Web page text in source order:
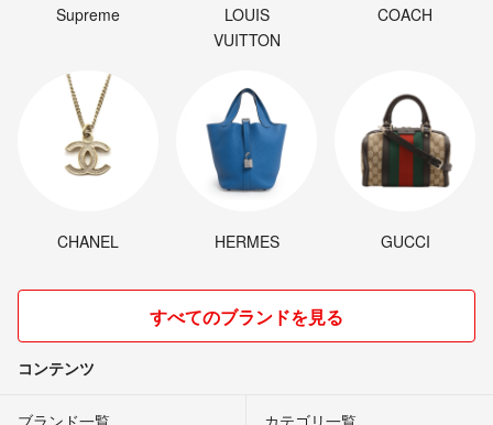
Supreme
LOUIS
VUITTON
COACH
CHANEL HERMES GUCCI
すべてのブランドを見る
コンテンツ